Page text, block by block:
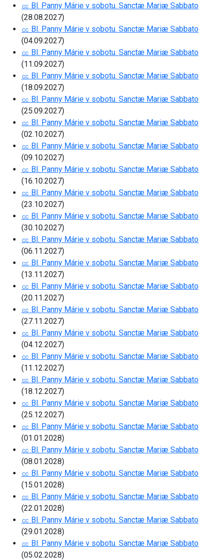
㏄ Bl. Panny Márie v sobotu. Sanctæ Mariæ Sabbato
(28.08.2027)
㏄ Bl. Panny Márie v sobotu. Sanctæ Mariæ Sabbato
(04.09.2027)
㏄ Bl. Panny Márie v sobotu. Sanctæ Mariæ Sabbato
(11.09.2027)
㏄ Bl. Panny Márie v sobotu. Sanctæ Mariæ Sabbato
(18.09.2027)
㏄ Bl. Panny Márie v sobotu. Sanctæ Mariæ Sabbato
(25.09.2027)
㏄ Bl. Panny Márie v sobotu. Sanctæ Mariæ Sabbato
(02.10.2027)
㏄ Bl. Panny Márie v sobotu. Sanctæ Mariæ Sabbato
(09.10.2027)
㏄ Bl. Panny Márie v sobotu. Sanctæ Mariæ Sabbato
(16.10.2027)
㏄ Bl. Panny Márie v sobotu. Sanctæ Mariæ Sabbato
(23.10.2027)
㏄ Bl. Panny Márie v sobotu. Sanctæ Mariæ Sabbato
(30.10.2027)
㏄ Bl. Panny Márie v sobotu. Sanctæ Mariæ Sabbato
(06.11.2027)
㏄ Bl. Panny Márie v sobotu. Sanctæ Mariæ Sabbato
(13.11.2027)
㏄ Bl. Panny Márie v sobotu. Sanctæ Mariæ Sabbato
(20.11.2027)
㏄ Bl. Panny Márie v sobotu. Sanctæ Mariæ Sabbato
(27.11.2027)
㏄ Bl. Panny Márie v sobotu. Sanctæ Mariæ Sabbato
(04.12.2027)
㏄ Bl. Panny Márie v sobotu. Sanctæ Mariæ Sabbato
(11.12.2027)
㏄ Bl. Panny Márie v sobotu. Sanctæ Mariæ Sabbato
(18.12.2027)
㏄ Bl. Panny Márie v sobotu. Sanctæ Mariæ Sabbato
(25.12.2027)
㏄ Bl. Panny Márie v sobotu. Sanctæ Mariæ Sabbato
(01.01.2028)
㏄ Bl. Panny Márie v sobotu. Sanctæ Mariæ Sabbato
(08.01.2028)
㏄ Bl. Panny Márie v sobotu. Sanctæ Mariæ Sabbato
(15.01.2028)
㏄ Bl. Panny Márie v sobotu. Sanctæ Mariæ Sabbato
(22.01.2028)
㏄ Bl. Panny Márie v sobotu. Sanctæ Mariæ Sabbato
(29.01.2028)
㏄ Bl. Panny Márie v sobotu. Sanctæ Mariæ Sabbato
(05.02.2028)